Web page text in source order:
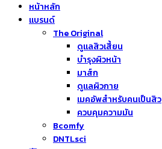
หน้าหลัก
แบรนด์
The Original
ดูแลสิวเสี้ยน
บำรุงผิวหน้า
มาส์ก
ดูแลผิวกาย
เมคอัพสำหรับคนเป็นสิว
ควบคุมความมัน
Bcomfy
DNTLsci